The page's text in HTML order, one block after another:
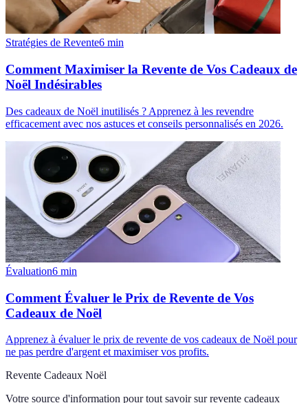
Stratégies de Revente6 min
Comment Maximiser la Revente de Vos Cadeaux de
Noël Indésirables
Des cadeaux de Noël inutilisés ? Apprenez à les revendre
efficacement avec nos astuces et conseils personnalisés en 2026.
Évaluation6 min
Comment Évaluer le Prix de Revente de Vos
Cadeaux de Noël
Apprenez à évaluer le prix de revente de vos cadeaux de Noël pour
ne pas perdre d'argent et maximiser vos profits.
Revente Cadeaux Noël
Votre source d'information pour tout savoir sur revente cadeaux